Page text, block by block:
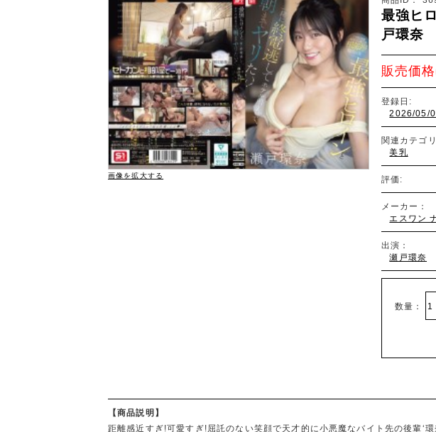
画像を拡大する
最強ヒ
戸環奈
販売価
登録日:
2026/05/
関連カテゴリ
美乳
評価:
メーカー：
エスワン
出演：
瀬戸環奈
数量：
【商品説明】
距離感近すぎ!可愛すぎ!屈託のない笑顔で天才的に小悪魔なバイト先の後輩‘